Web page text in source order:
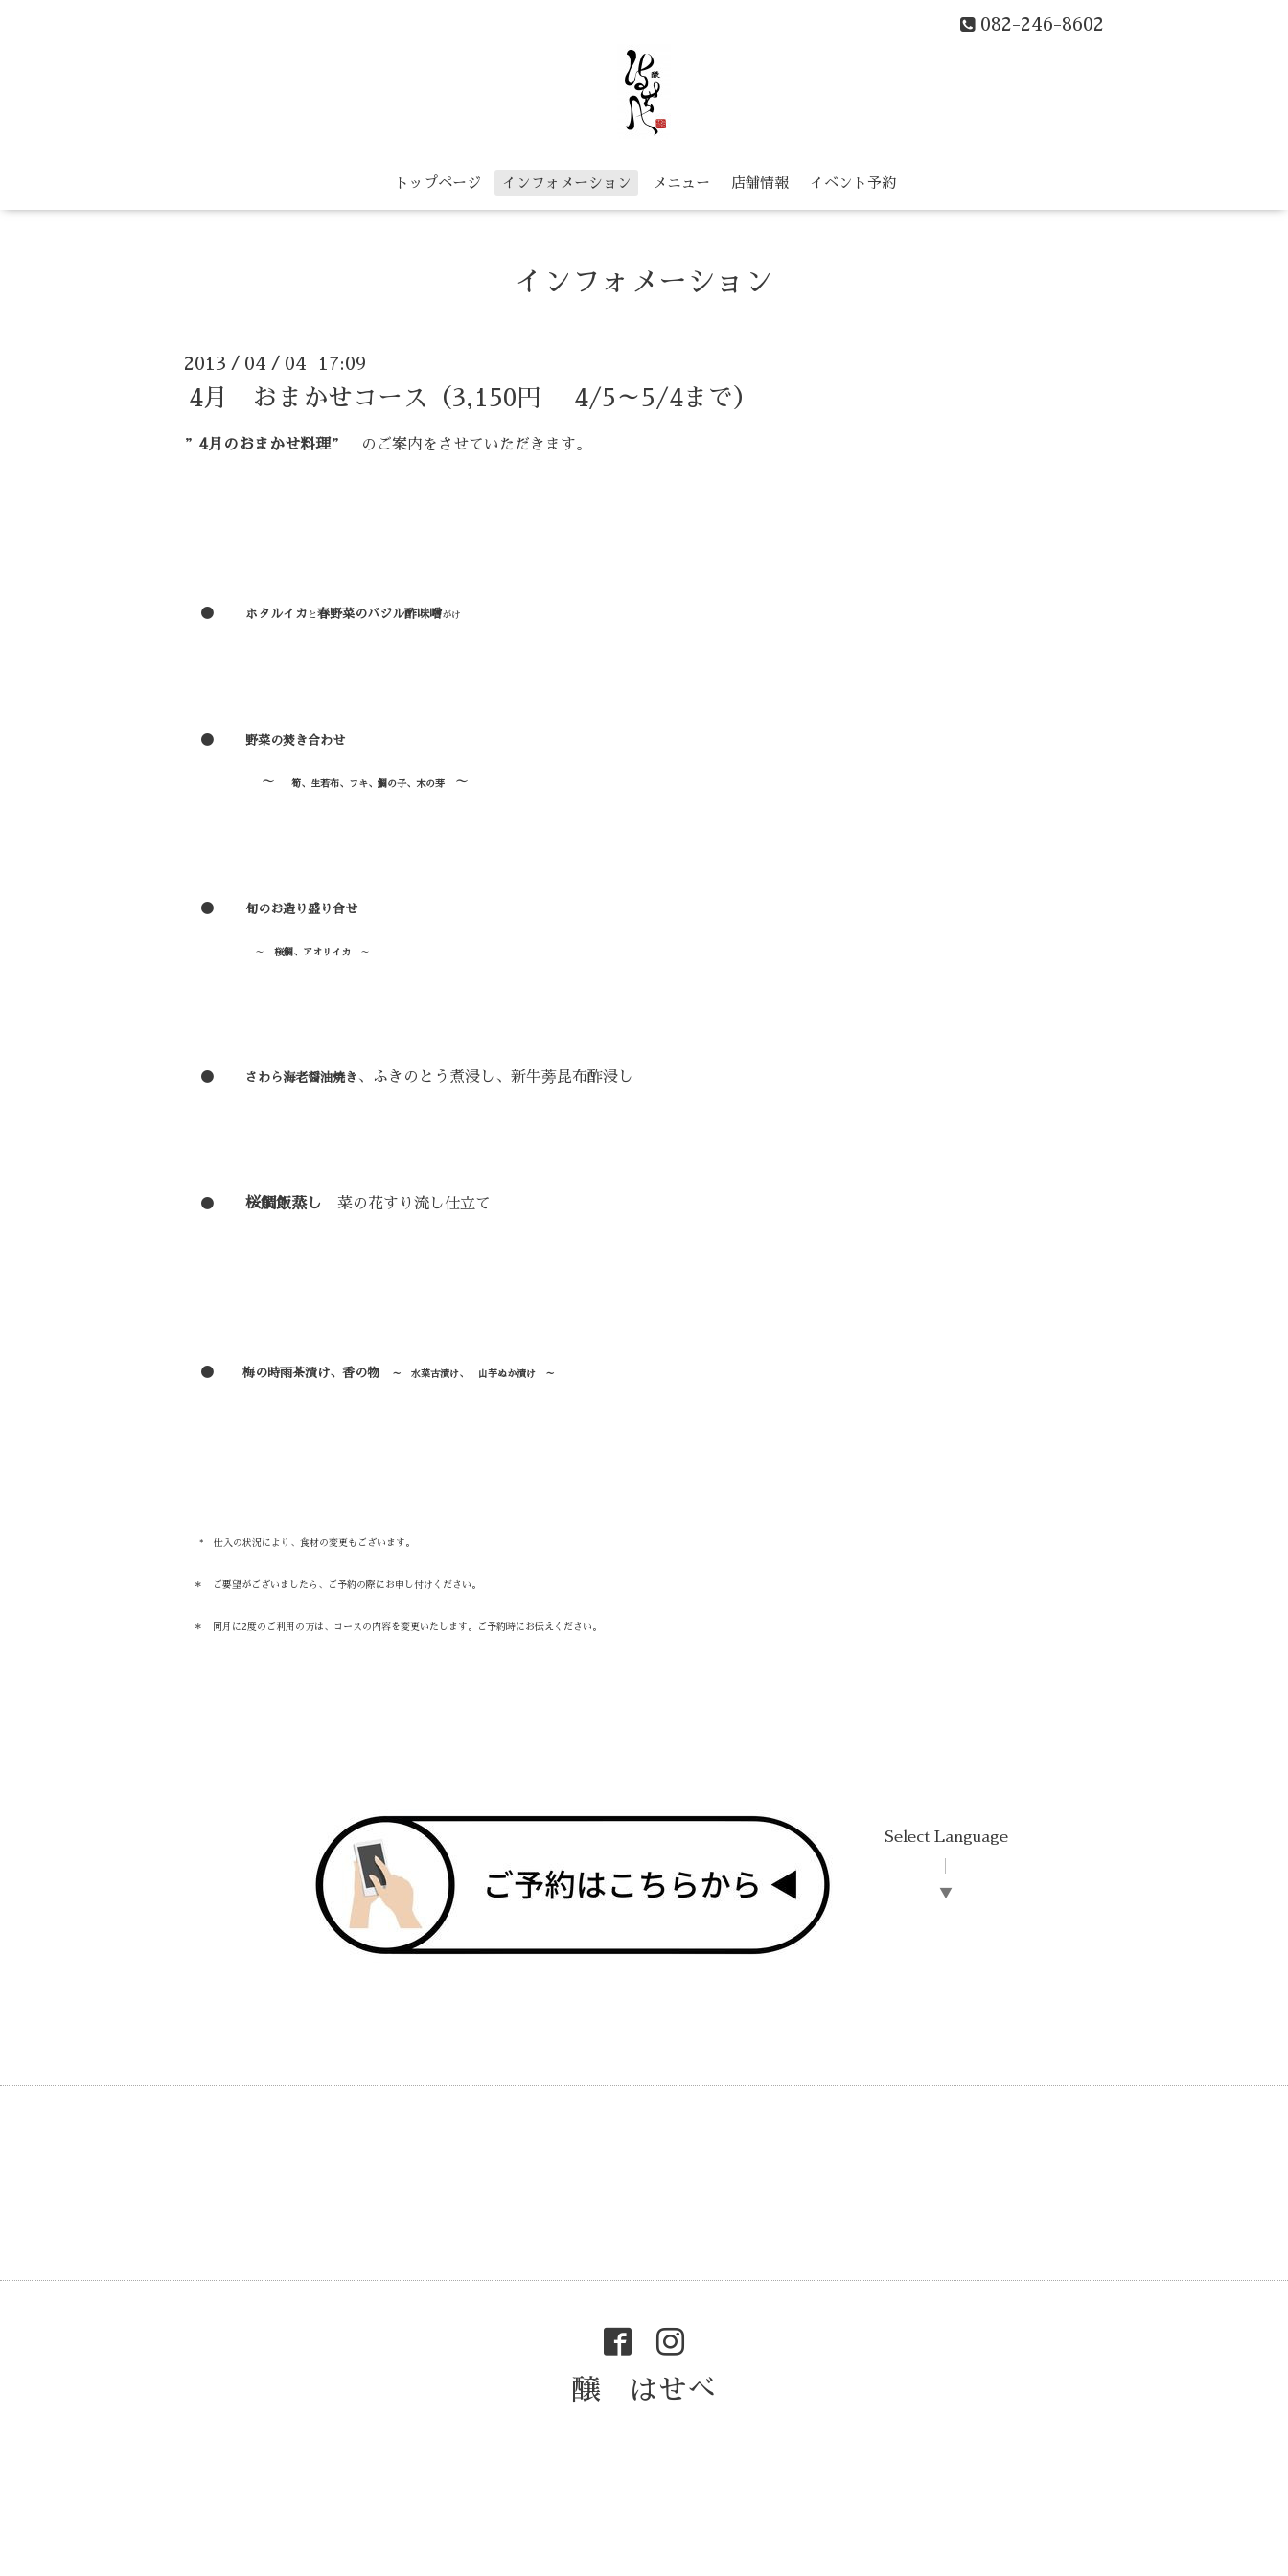
082-246-8602
トップページ インフォメーション メニュー 店舗情報 イベント予約
インフォメーション
2013 / 04 / 04 17:09
4月 おまかせコース（3,150円 4/5～5/4まで）
” 4月のおまかせ料理” のご案内をさせていただきます。
● ホタルイカ と 春野菜のバジル酢味噌がけ
● 野菜の焚き合わせ
～ 筍、生若布、フキ、鯛の子、木の芽 ～
● 旬のお造り盛り合せ
～ 桜鯛、アオリイカ ～
● さわら海老醤油焼き、ふきのとう煮浸し、新牛蒡昆布酢浸し
● 桜鯛飯蒸し 菜の花すり流し仕立て
● 梅の時雨茶漬け、香の物 ～ 水菜古漬け、 山芋ぬか漬け ～
* 仕入の状況により、食材の変更もございます。
＊ ご要望がございましたら、ご予約の際にお申し付けください。
＊ 同月に2度のご利用の方は、コースの内容を変更いたします。ご予約時にお伝えください。
Select Language
▼
醸 はせべ